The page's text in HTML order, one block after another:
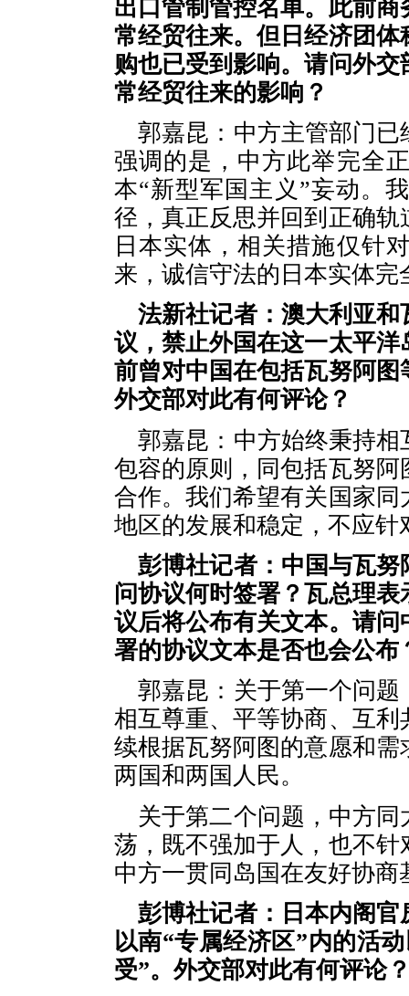
出口管制管控名单。此前
常经贸往来。但日经济团
购也已受到影响。请问外
常经贸往来的影响？
郭嘉昆：中方主管部门
强调的是，中方此举完全
本“新型军国主义”妄动。
径，真正反思并回到正确
日本实体，相关措施仅针
来，诚信守法的日本实体完
法新社记者：澳大利亚
议，禁止外国在这一太平
前曾对中国在包括瓦努阿
外交部对此有何评论？
郭嘉昆：中方始终秉持
包容的原则，同包括瓦努
合作。我们希望有关国家
地区的发展和稳定，不应
彭博社记者：中国与瓦
问协议何时签署？瓦总理
议后将公布有关文本。请
署的协议文本是否也会公布
郭嘉昆：关于第一个问
相互尊重、平等协商、互
续根据瓦努阿图的意愿和
两国和两国人民。
关于第二个问题，中方
荡，既不强加于人，也不
中方一贯同岛国在友好协
彭博社记者：日本内阁
以南“专属经济区”内的活
受”。外交部对此有何评论